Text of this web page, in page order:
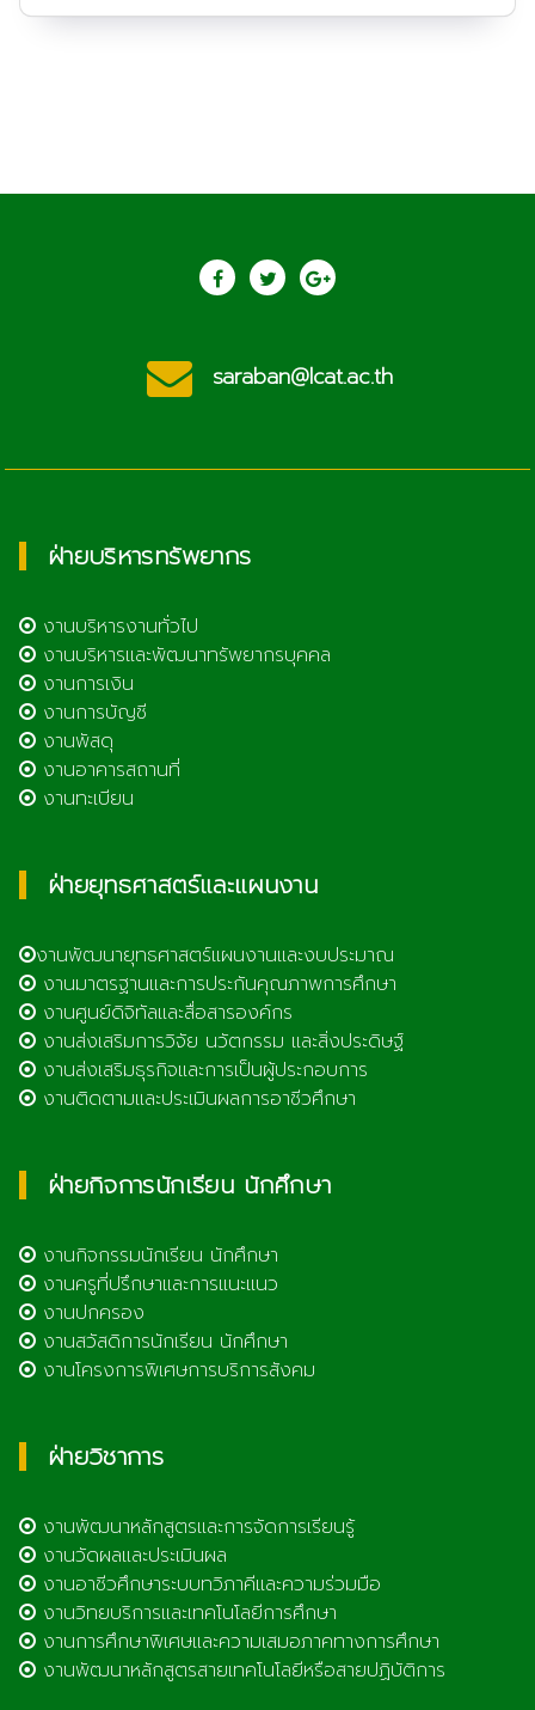
saraban@lcat.ac.th
ฝ่ายบริหารทรัพยากร
งานบริหารงานทั่วไป
งานบริหารและพัฒนาทรัพยากรบุคคล
งานการเงิน
งานการบัญชี
งานพัสดุ
งานอาคารสถานที่
งานทะเบียน
ฝ่ายยุทธศาสตร์และแผนงาน
งานพัฒนายุทธศาสตร์แผนงานและงบประมาณ
งานมาตรฐานและการประกันคุณภาพการศึกษา
งานศูนย์ดิจิทัลและสื่อสารองค์กร
งานส่งเสริมการวิจัย นวัตกรรม และสิ่งประดิษฐ์
งานส่งเสริมธุรกิจและการเป็นผู้ประกอบการ
งานติดตามและประเมินผลการอาชีวศึกษา
ฝ่ายกิจการนักเรียน นักศึกษา
งานกิจกรรมนักเรียน นักศึกษา
งานครูที่ปรึกษาและการแนะแนว
งานปกครอง
งานสวัสดิการนักเรียน นักศึกษา
งานโครงการพิเศษการบริการสังคม
ฝ่ายวิชาการ
งานพัฒนาหลักสูตรและการจัดการเรียนรู้
งานวัดผลและประเมินผล
งานอาชีวศึกษาระบบทวิภาคีและความร่วมมือ
งานวิทยบริการและเทคโนโลยีการศึกษา
งานการศึกษาพิเศษและความเสมอภาคทางการศึกษา
งานพัฒนาหลักสูตรสายเทคโนโลยีหรือสายปฏิบัติการ